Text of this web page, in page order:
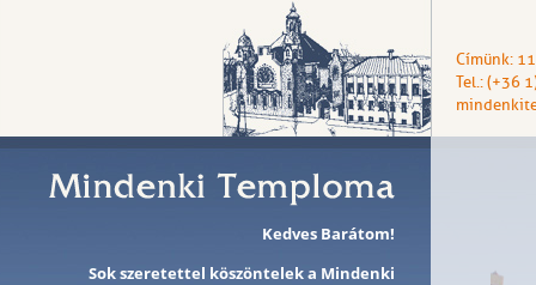
Címünk:
Tel.: (+36
Kedves Barátom!
Sok szeretettel köszöntelek a Mindenki